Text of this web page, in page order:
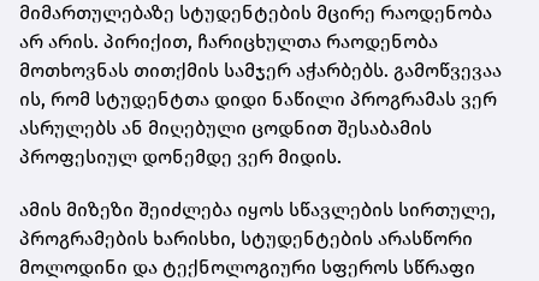
მიმართულებაზე სტუდენტების მცირე რაოდენობა
არ არის. პირიქით, ჩარიცხულთა რაოდენობა
მოთხოვნას თითქმის სამჯერ აჭარბებს. გამოწვევაა
ის, რომ სტუდენტთა დიდი ნაწილი პროგრამას ვერ
ასრულებს ან მიღებული ცოდნით შესაბამის
პროფესიულ დონემდე ვერ მიდის.
ამის მიზეზი შეიძლება იყოს სწავლების სირთულე,
პროგრამების ხარისხი, სტუდენტების არასწორი
მოლოდინი და ტექნოლოგიური სფეროს სწრაფი